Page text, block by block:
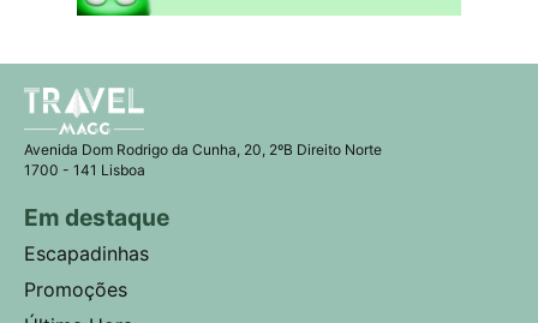
Avenida Dom Rodrigo da Cunha, 20, 2ºB Direito Norte
1700 - 141 Lisboa
Em destaque
Escapadinhas
Promoções